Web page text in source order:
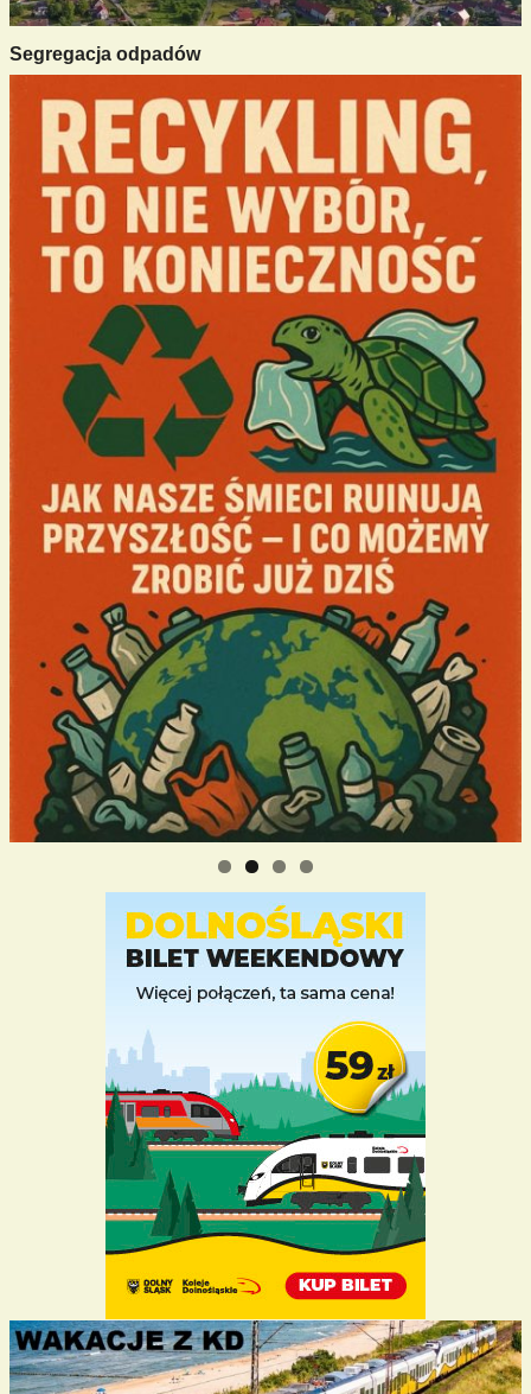
Segregacja odpadów